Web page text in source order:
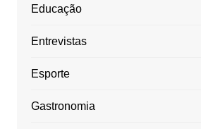
Educação
Entrevistas
Esporte
Gastronomia